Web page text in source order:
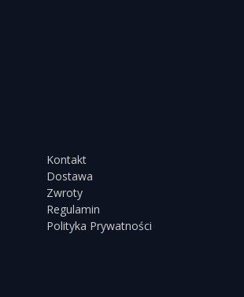
Kontakt
Dostawa
Zwroty
Regulamin
Polityka Prywatności